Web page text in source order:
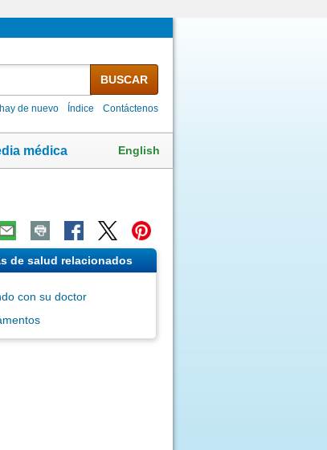
BUSCAR
de nuevo Índice Contáctenos
médica English
de salud relacionados
con su doctor